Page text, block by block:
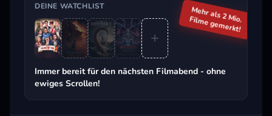
Beliebt beim Streaming
DEINE WATCHLIST
Immer bereit für den nächsten Filmabend - ohne
ewiges Scrollen!
Mehr als 2 Mio.
Filme gemerkt!